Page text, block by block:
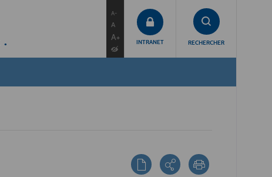
A-
A
A+ INTRANET RECHERCHER